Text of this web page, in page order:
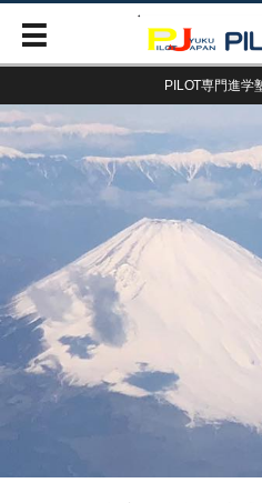
PILOT専門進学